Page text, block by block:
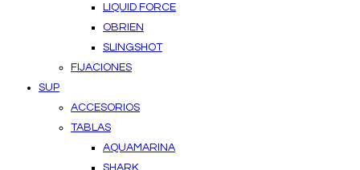
LIQUID FORCE
OBRIEN
SLINGSHOT
FIJACIONES
SUP
ACCESORIOS
TABLAS
AQUAMARINA
SHARK